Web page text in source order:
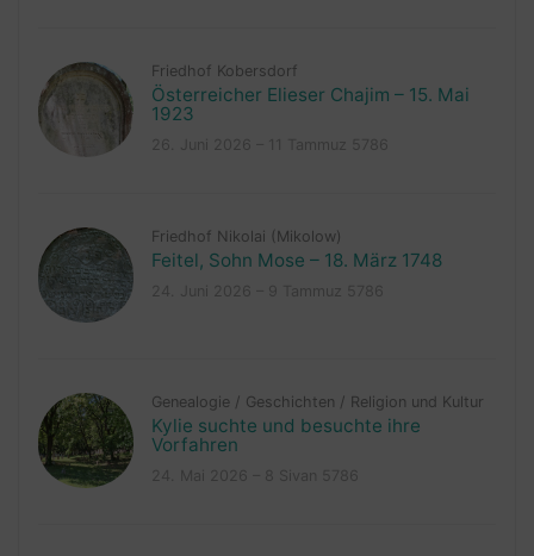
Friedhof Kobersdorf
Österreicher Elieser Chajim – 15. Mai
1923
Friedhof Nikolai (Mikolow)
Feitel, Sohn Mose – 18. März 1748
Genealogie / Geschichten / Religion und Kultur
Kylie suchte und besuchte ihre
Vorfahren